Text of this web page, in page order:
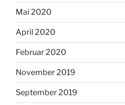
Mai 2020
April 2020
Februar 2020
November 2019
September 2019